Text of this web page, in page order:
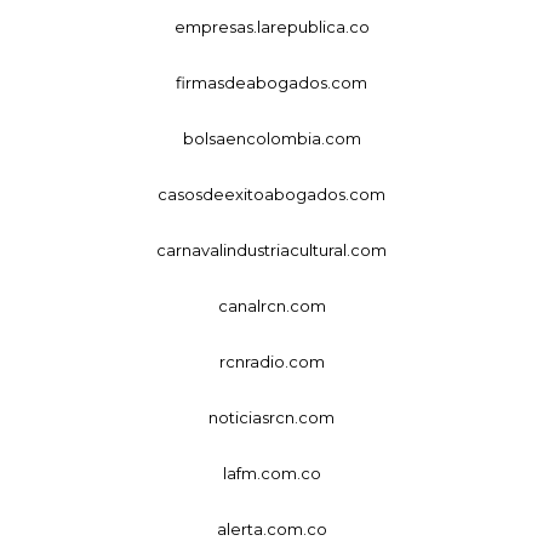
empresas.larepublica.co
firmasdeabogados.com
bolsaencolombia.com
casosdeexitoabogados.com
carnavalindustriacultural.com
canalrcn.com
rcnradio.com
noticiasrcn.com
lafm.com.co
alerta.com.co